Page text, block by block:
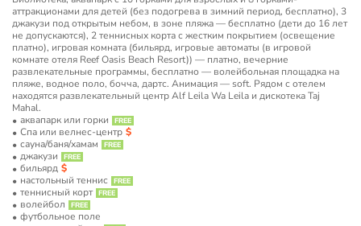
аттракционами для детей (без подогрева в зимний период, бесплатно), 3
джакузи под открытым небом, в зоне пляжа — бесплатно (дети до 16 лет
не допускаются), 2 теннисных корта с жестким покрытием (освещение
платно), игровая комната (бильярд, игровые автоматы (в игровой
комнате отеля Reef Oasis Beach Resort)) — платно, вечерние
развлекательные программы, бесплатно — волейбольная площадка на
пляже, водное поло, бочча, дартс. Анимация — soft. Рядом с отелем
находятся развлекательный центр Alf Leila Wa Leila и дискотека Taj
Mahal.
аквапарк или горки
Спа или велнес-центр
сауна/баня/хамам
джакузи
бильярд
настольный теннис
теннисный корт
волейбол
футбольное поле